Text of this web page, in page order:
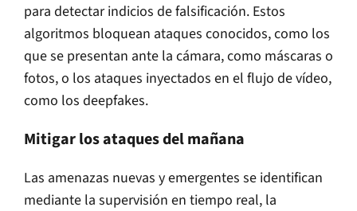
para detectar indicios de falsificación. Estos
algoritmos bloquean ataques conocidos, como los
que se presentan ante la cámara, como máscaras o
fotos, o los ataques inyectados en el flujo de vídeo,
como los deepfakes.
Mitigar los ataques del mañana
Las amenazas nuevas y emergentes se identifican
mediante la supervisión en tiempo real, la